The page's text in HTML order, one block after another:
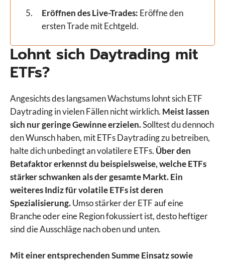
Eröffnen des Live-Trades: Eröffne den
ersten Trade mit Echtgeld.
Lohnt sich Daytrading mit
ETFs?
Angesichts des langsamen Wachstums lohnt sich ETF
Daytrading in vielen Fällen nicht wirklich. Meist lassen
sich nur geringe Gewinne erzielen.Solltest du dennoch
den Wunsch haben, mit ETFs Daytrading zu betreiben,
halte dich unbedingt an volatilere ETFs. Über den
Betafaktor erkennst du beispielsweise, welche ETFs
stärker schwanken als der gesamte Markt.Ein
weiteres Indiz für volatile ETFs ist deren
Spezialisierung.Umso stärker der ETF auf eine
Branche oder eine Region fokussiert ist, desto heftiger
sind die Ausschläge nach oben und unten.
Mit einer entsprechenden Summe Einsatz sowie